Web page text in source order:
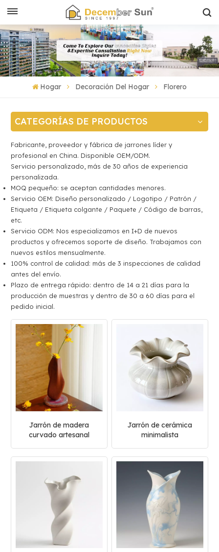
Hogar Decoración Del Hogar Florero
CATEGORÍAS DE PRODUCTOS
Fabricante, proveedor y fábrica de jarrones líder y
profesional en China. Disponible OEM/ODM.
Servicio personalizado, más de 30 años de experiencia
personalizada.
MOQ pequeño: se aceptan cantidades menores.
Servicio OEM: Diseño personalizado / Logotipo / Patrón /
Etiqueta / Etiqueta colgante / Paquete / Código de barras,
etc.
Servicio ODM: Nos especializamos en I+D de nuevos
productos y ofrecemos soporte de diseño. Trabajamos con
nuevos estilos mensualmente.
100% control de calidad: más de 3 inspecciones de calidad
antes del envío.
Plazo de entrega rápido: dentro de 14 a 21 días para la
producción de muestras y dentro de 30 a 60 días para el
pedido inicial.
Jarrón de madera
curvado artesanal
Jarrón de cerámica
minimalista